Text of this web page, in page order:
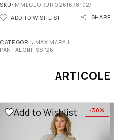
SKU: MMLCLORURO 2616781027
ADD TO WISHLIST
SHARE
CATEGORII: MAX MARA |
PANTALONI SS '26
ARTICOLE
-30%
Add to Wishlist